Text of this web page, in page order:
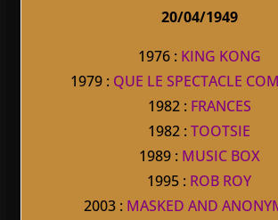
20/04/1949
1976 : KING KONG
1979 : QUE LE SPECTACLE
1982 : FRANCES
1982 :TOOTSIE
1989 : MUSIC BOX
1995 : ROB ROY
2003 : MASKED AND